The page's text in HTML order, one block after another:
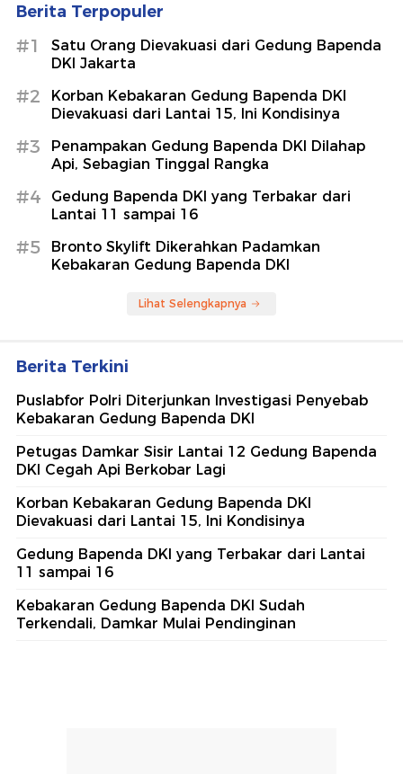
Berita Terpopuler
#1
Satu Orang Dievakuasi dari Gedung Bapenda
DKI Jakarta
#2
Korban Kebakaran Gedung Bapenda DKI
Dievakuasi dari Lantai 15, Ini Kondisinya
#3
Penampakan Gedung Bapenda DKI Dilahap
Api, Sebagian Tinggal Rangka
#4
Gedung Bapenda DKI yang Terbakar dari
Lantai 11 sampai 16
#5
Bronto Skylift Dikerahkan Padamkan
Kebakaran Gedung Bapenda DKI
Lihat Selengkapnya
Berita Terkini
Puslabfor Polri Diterjunkan Investigasi Penyebab
Kebakaran Gedung Bapenda DKI
Petugas Damkar Sisir Lantai 12 Gedung Bapenda
DKI Cegah Api Berkobar Lagi
Korban Kebakaran Gedung Bapenda DKI
Dievakuasi dari Lantai 15, Ini Kondisinya
Gedung Bapenda DKI yang Terbakar dari Lantai
11 sampai 16
Kebakaran Gedung Bapenda DKI Sudah
Terkendali, Damkar Mulai Pendinginan